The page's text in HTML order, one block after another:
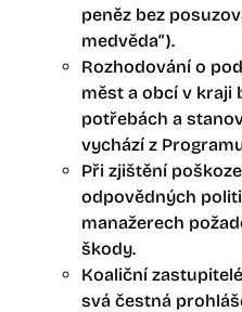
peněz bez
medvěda“).
Rozhodování o
měst a obcí v kraji
potřebách a
vychází z
Při zjištění
odpovědných
manažerech
škody.
Koaliční
svá čestná